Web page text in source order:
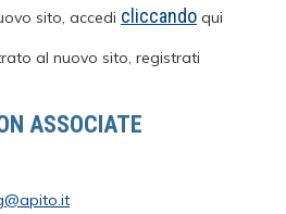
sito, accedi cliccando qui
al nuovo sito, registrati
ASSOCIATE